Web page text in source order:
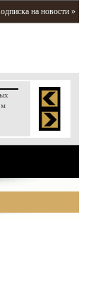
на новости »